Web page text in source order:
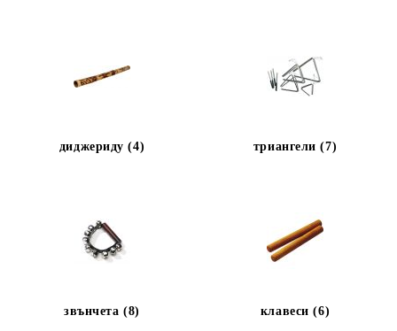
диджериду (4) триангели (7)
звънчета (8) клавеси (6)